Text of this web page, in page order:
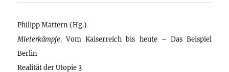
Philipp Mattern (Hg.)
Mieterkämpfe. Vom Kaiserreich bis heute – Das Beispiel
Berlin
Realität der Utopie 3